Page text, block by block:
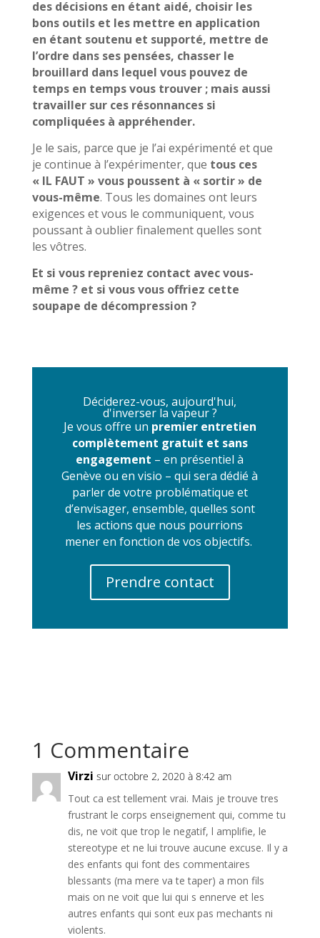
des décisions en étant aidé, choisir les
bons outils et les mettre en application
en étant soutenu et supporté, mettre de
l’ordre dans ses pensées, chasser le
brouillard dans lequel vous pouvez de
temps en temps vous trouver ; mais aussi
travailler sur ces résonnances si
compliquées à appréhender.
Je le sais, parce que je l’ai expérimenté et que
je continue à l’expérimenter, que tous ces
« IL FAUT » vous poussent à « sortir » de
vous-même. Tous les domaines ont leurs
exigences et vous le communiquent, vous
poussant à oublier finalement quelles sont
les vôtres.
Et si vous repreniez contact avec vous-
même ? et si vous vous offriez cette
soupape de décompression ?
Déciderez-vous, aujourd'hui,
d'inverser la vapeur ?
Je vous offre un premier entretien
complètement gratuit et sans
engagement – en présentiel à
Genève ou en visio – qui sera dédié à
parler de votre problématique et
d’envisager, ensemble, quelles sont
les actions que nous pourrions
mener en fonction de vos objectifs.
Prendre contact
1 Commentaire
Virzi sur octobre 2, 2020 à 8:42 am
Tout ca est tellement vrai. Mais je trouve tres
frustrant le corps enseignement qui, comme tu
dis, ne voit que trop le negatif, l amplifie, le
stereotype et ne lui trouve aucune excuse. Il y a
des enfants qui font des commentaires
blessants (ma mere va te taper) a mon fils
mais on ne voit que lui qui s ennerve et les
autres enfants qui sont eux pas mechants ni
violents.